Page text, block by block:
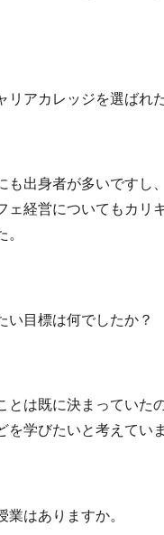
カレッジを選ばれた
も出身者が多いですし
ェ経営についてもカリ
目標は何でしたか？
とは既に決まってい
学びたいと考えていま
はありますか。